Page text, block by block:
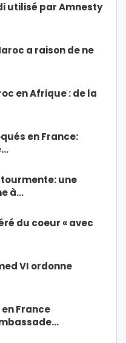
utilisé par Amnesty
a raison de ne
en Afrique : de la
en France:
une
à…
du coeur « avec
VI ordonne
France